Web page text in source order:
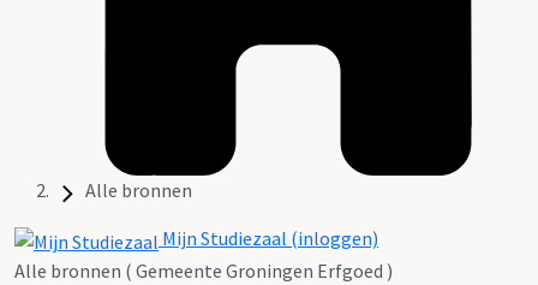
Alle bronnen
Mijn Studiezaal (inloggen)
Alle bronnen ( Gemeente Groningen Erfgoed )